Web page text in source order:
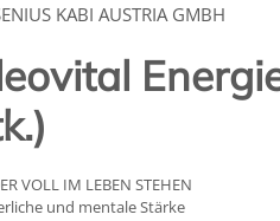
KABI AUSTRIA GMBH
VOLL IM LEBEN STEHEN
und mentale Stärke